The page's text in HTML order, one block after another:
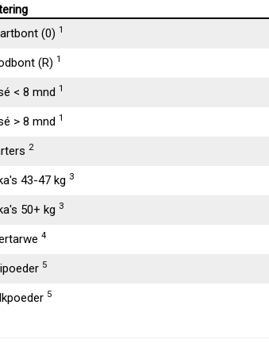
(0) 1
(R) 1
< 8 mnd 1
> 8 mnd 1
2
43-47 kg 3
50+ kg 3
4
5
5